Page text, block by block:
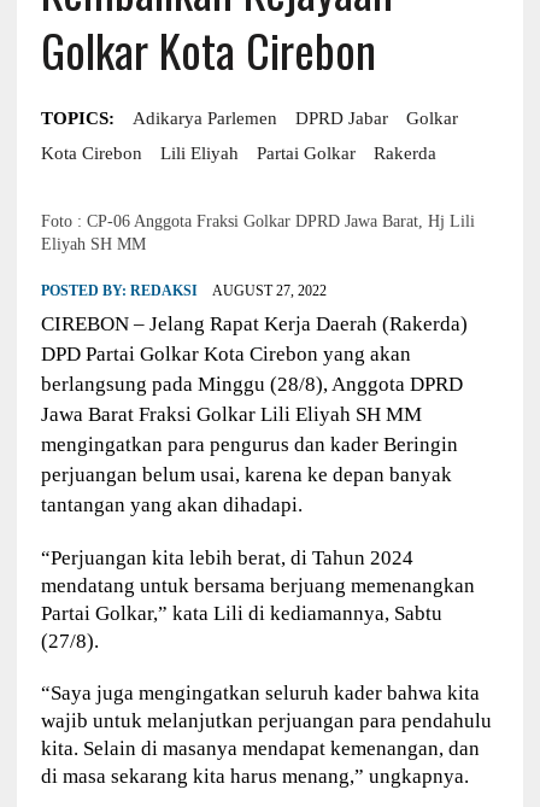
Golkar Kota Cirebon
TOPICS: Adikarya Parlemen DPRD Jabar
Golkar
Kota Cirebon
Lili Eliyah Partai Golkar Rakerda
Foto : CP-06 Anggota Fraksi Golkar DPRD Jawa Barat, Hj Lili
Eliyah SH MM
POSTED BY: REDAKSI AUGUST 27, 2022
CIREBON – Jelang Rapat Kerja Daerah (Rakerda)
DPD Partai Golkar Kota Cirebon yang akan
berlangsung pada Minggu (28/8), Anggota DPRD
Jawa Barat Fraksi Golkar Lili Eliyah SH MM
mengingatkan para pengurus dan kader Beringin
perjuangan belum usai, karena ke depan banyak
tantangan yang akan dihadapi.
“Perjuangan kita lebih berat, di Tahun 2024
mendatang untuk bersama berjuang memenangkan
Partai Golkar,” kata Lili di kediamannya, Sabtu
(27/8).
“Saya juga mengingatkan seluruh kader bahwa kita
wajib untuk melanjutkan perjuangan para pendahulu
kita. Selain di masanya mendapat kemenangan, dan
di masa sekarang kita harus menang,” ungkapnya.